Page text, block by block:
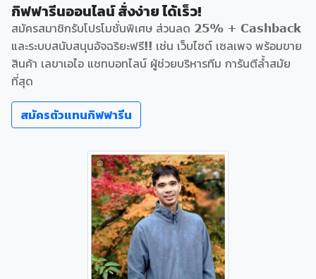
กิฟฟารีนออนไลน์ สั่งง่าย ได้เร็ว!
สมัครสมาชิกรับโปรโมชั่นพิเศษ ส่วนลด 25% + Cashback
และระบบสนับสนุนอัจฉริยะฟรี!! เช่น เว็บไซต์ เซลเพจ พร้อมขาย
สินค้า เลขาเอไอ แชทบอทไลน์ ผู้ช่วยบริหารทีม การันตีล้ำสมัย
ที่สุด
สมัครตัวแทนกิฟฟารีน